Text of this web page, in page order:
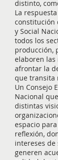
distinto,
La
constitución
y Social
todos los
producción,
elaboren las
afrontar la
que transita
Un Consejo
Nacional
distintas
espacio
reflexión,
intereses de
generen